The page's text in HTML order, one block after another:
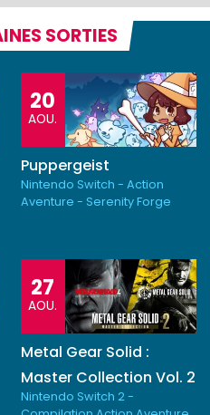
SORTIES
20
AOU.
Puppergeist
Nintendo Switch - Action
Aventure - Serenity Forge
27
AOU.
Metal Gear Solid :
Master Collection Vol. 2
Nintendo Switch 2 -